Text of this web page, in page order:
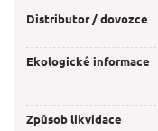
Distributor / dovozce
Ekologické informace
Způsob likvidace